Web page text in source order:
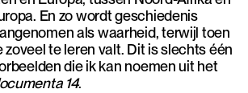
En zo wordt geschiedenis
als waarheid, terwijl toen
zoveel te leren valt. Dit is slechts één
die ik kan noemen uit het
14.